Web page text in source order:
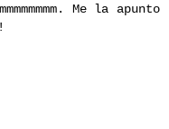
Me la apunto